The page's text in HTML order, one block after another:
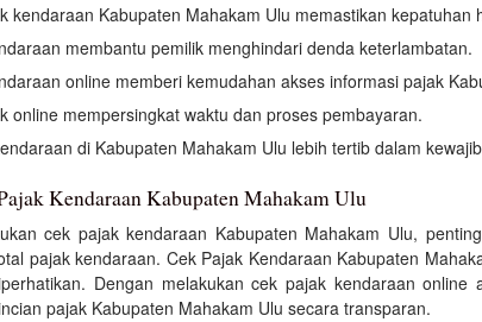
kendaraan Kabupaten Mahakam Ulu memastikan kepatuhan
membantu pemilik menghindari denda keterlambatan.
online memberi kemudahan akses informasi pajak
online mempersingkat waktu dan proses pembayaran.
di Kabupaten Mahakam Ulu lebih tertib dalam
Kendaraan Kabupaten Mahakam Ulu
cek pajak kendaraan Kabupaten Mahakam Ulu,
pajak kendaraan. Cek Pajak Kendaraan Kabupaten
Dengan melakukan cek pajak kendaraan
pajak Kabupaten Mahakam Ulu secara transparan.